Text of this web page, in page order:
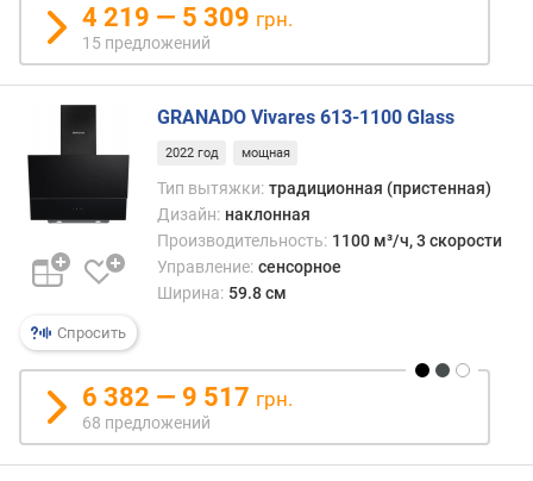
з
ы
в
а
а
т
д
о
а
4 219 — 5 309 грн.
15 предложений
Спросить
GRANADO Vivares 613-1100 Glass
2022 год мощная
Тип вытяжки: традиционная (пристенная)
Дизайн: наклонная
Производительность: 1100 м³/ч, 3 скорости
Управление: сенсорное
Ширина: 59.8 см
6 382 — 9 517 грн.
68 предложений